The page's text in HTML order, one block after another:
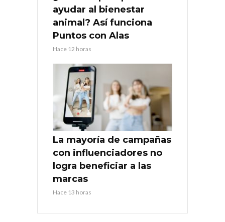
ayudar al bienestar
animal? Así funciona
Puntos con Alas
Hace 12 horas
La mayoría de campañas
con influenciadores no
logra beneficiar a las
marcas
Hace 13 horas